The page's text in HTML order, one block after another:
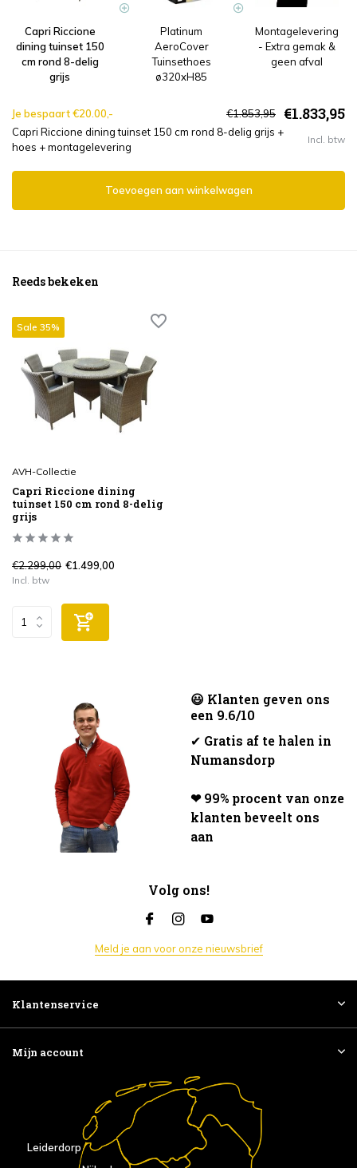
Capri Riccione
dining tuinset 150
cm rond 8-delig
grijs
Platinum
AeroCover
Tuinsethoes
ø320xH85
Montagelevering
- Extra gemak &
geen afval
Je bespaart €20.00,- €1.853,95 €1.833,95
Capri Riccione dining tuinset 150 cm rond 8-delig grijs +
hoes + montagelevering
Incl. btw
Toevoegen aan winkelwagen
Reeds bekeken
Sale 35%
AVH-Collectie
Capri Riccione dining
tuinset 150 cm rond 8-delig
grijs
€2.299,00 €1.499,00
Incl. btw
😃 Klanten geven ons
een 9.6/10
✔ Gratis af te halen in
Numansdorp
❤ 99% procent van onze
klanten beveelt ons
aan
Volg ons!
Meld je aan voor onze nieuwsbrief
Klantenservice
Mijn account
Leiderdorp